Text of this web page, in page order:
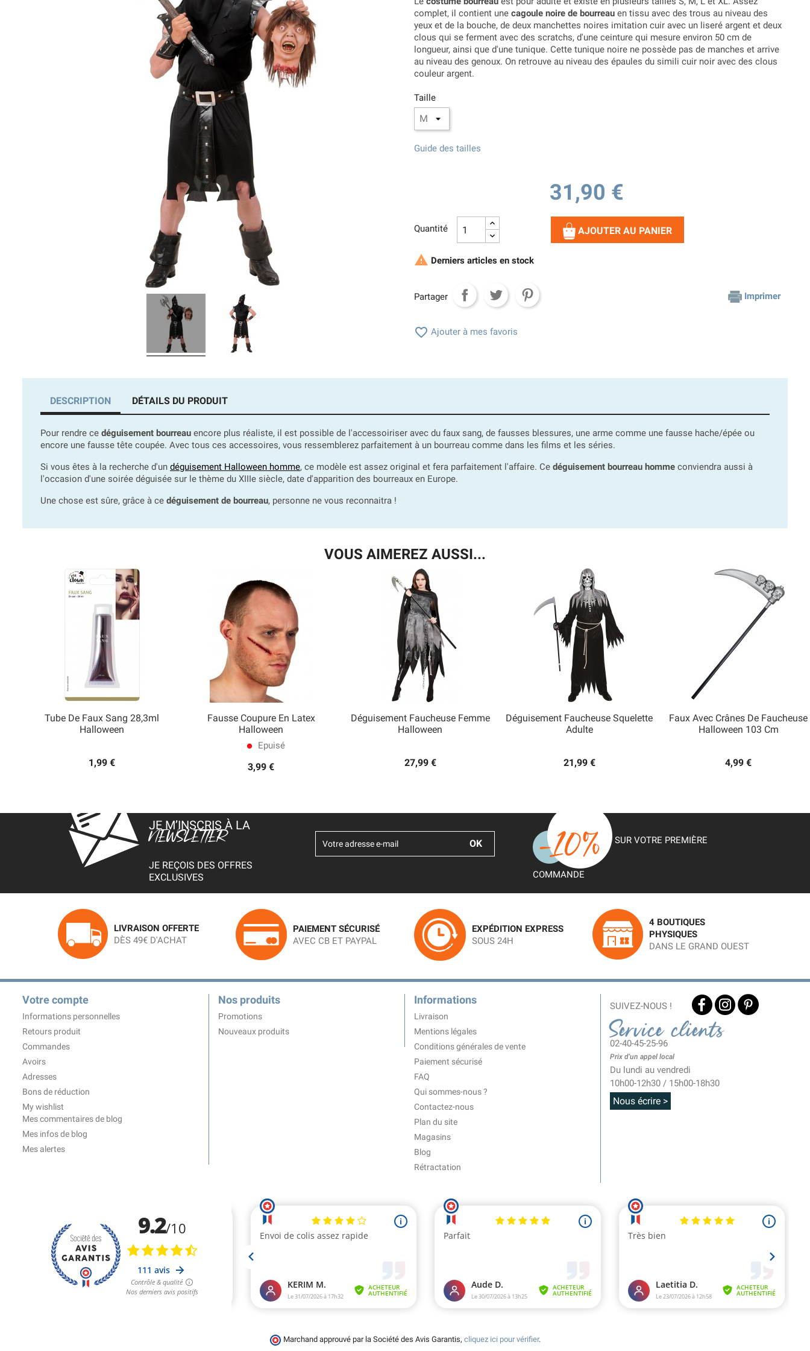
complet, il contient une cagoule noire de bourreau en tissu avec des trous au niveau des
yeux et de la bouche, de deux manchettes noires imitation cuir avec un liseré argent et deux
clous qui se ferment avec des scratchs, d'une ceinture qui mesure environ 50 cm de
longueur, ainsi que d'une tunique. Cette tunique noire ne possède pas de manches et arrive
au niveau des genoux. On retrouve au niveau des épaules du simili cuir noir avec des clous
couleur argent.
Taille
Guide des tailles
31,90 €
Quantité AJOUTER AU PANIER
 Derniers articles en stock
Partager Imprimer
 Ajouter à mes favoris
DESCRIPTION DÉTAILS DU PRODUIT
Pour rendre ce déguisement bourreau encore plus réaliste, il est possible de l'accessoiriser avec du faux sang, de fausses blessures, une arme comme une fausse hache/épée ou
encore une fausse tête coupée. Avec tous ces accessoires, vous ressemblerez parfaitement à un bourreau comme dans les films et les séries.
Si vous êtes à la recherche d'un déguisement Halloween homme, ce modèle est assez original et fera parfaitement l'affaire. Ce déguisement bourreau homme conviendra aussi à
l'occasion d'une soirée déguisée sur le thème du XIIIe siècle, date d'apparition des bourreaux en Europe.
Une chose est sûre, grâce à ce déguisement de bourreau, personne ne vous reconnaitra !
VOUS AIMEREZ AUSSI...
Tube De Faux Sang 28,3ml
Halloween
1,99 €
Aperçu rapide
Fausse Coupure En Latex
Halloween
lens Epuisé
3,99 €
Aperçu rapide
Déguisement Faucheuse Femme
Halloween
27,99 €
Aperçu rapide
Déguisement Faucheuse Squelette
Adulte
21,99 €
Aperçu rapide
Faux Avec Crânes De Faucheuse
Halloween 103 Cm
4,99 €
Aperçu rapide
JE M’INSCRIS À LA
NEWSLETTER
JE REÇOIS DES OFFRES
EXCLUSIVES
SUR VOTRE PREMIÈRE
COMMANDE
LIVRAISON OFFERTE
DÈS 49€ D'ACHAT
PAIEMENT SÉCURISÉ
AVEC CB ET PAYPAL
EXPÉDITION EXPRESS
SOUS 24H
4 BOUTIQUES
PHYSIQUES
DANS LE GRAND OUEST
Votre compte
Informations personnelles
Retours produit
Commandes
Avoirs
Adresses
Bons de réduction
My wishlist
Mes commentaires de blog
Mes infos de blog
Mes alertes
Nos produits
Promotions
Nouveaux produits
Informations
Livraison
Mentions légales
Conditions générales de vente
Paiement sécurisé
FAQ
Qui sommes-nous ?
Contactez-nous
Plan du site
Magasins
Blog
Rétractation
SUIVEZ-NOUS !
Service clients
02-40-45-25-96
Prix d'un appel local
Du lundi au vendredi
10h00-12h30 / 15h00-18h30
Nous écrire >
Marchand approuvé par la Société des Avis Garantis, cliquez ici pour vérifier.